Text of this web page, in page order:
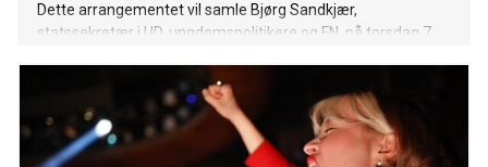
Dette arrangementet vil samle Bjørg Sandkjær,
statssekretær i UD, ungdomspolitikere og FN, på torsdag 7.